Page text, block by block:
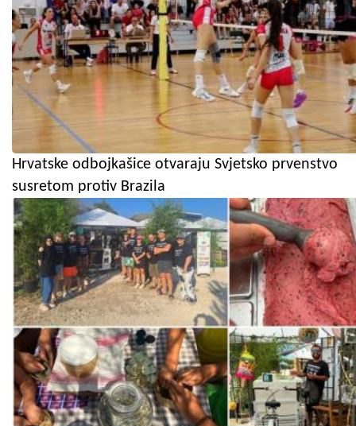
Hrvatske odbojkašice otvaraju Svjetsko prvenstvo
susretom protiv Brazila